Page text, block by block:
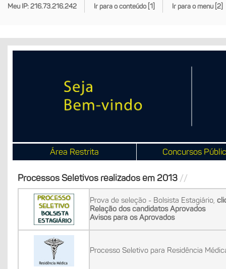
Meu IP: 216.73.216.242 Ir para o conteúdo [1] Ir para o menu [2]
Área Restrita Concursos
Processos Seletivos realizados em 2013
Prova de seleção - Bolsista Estagiário,
Relação dos candidatos Aprovados
Avisos para os Aprovados
Processo Seletivo para Residência